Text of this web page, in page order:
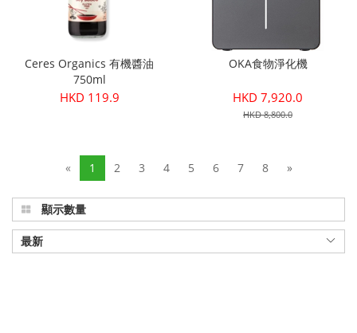
Ceres Organics 有機醬油
750ml
HKD 119.9
OKA食物淨化機
HKD 7,920.0
HKD 8,800.0
« 1 2 3 4 5 6 7 8 »
顯示數量
最新